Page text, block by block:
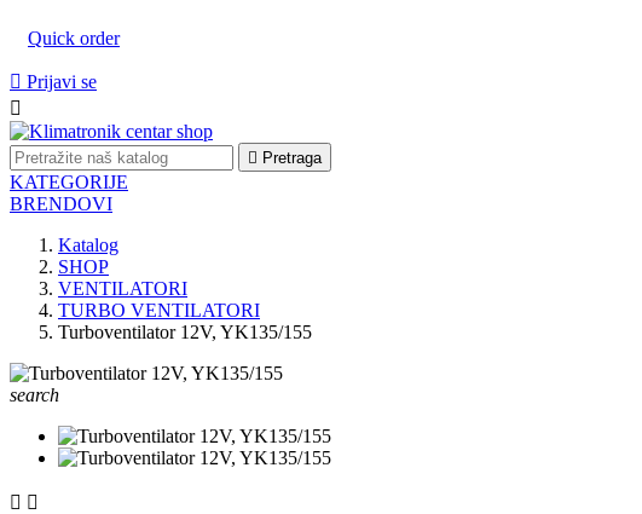
Quick order
 Prijavi se

 Pretraga
KATEGORIJE
BRENDOVI
Katalog
SHOP
VENTILATORI
TURBO VENTILATORI
Turboventilator 12V, YK135/155
search
 